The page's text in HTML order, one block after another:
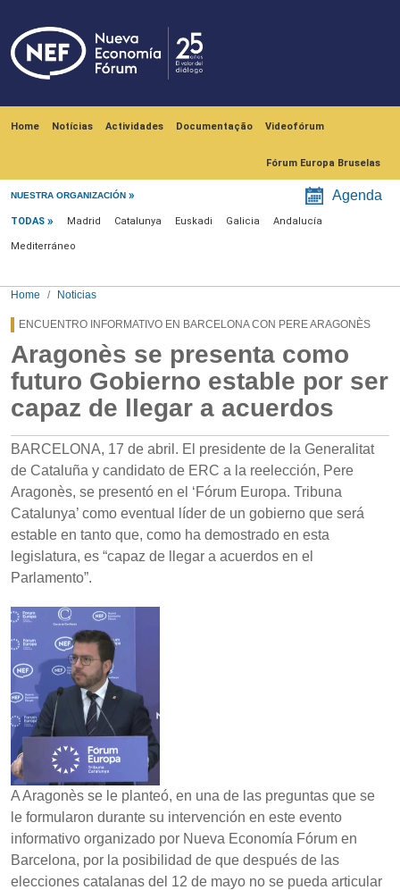
Home Notícias Actividades Documentação Videofórum
Fórum Europa Bruselas
NUESTRA ORGANIZACIÓN Agenda
Menú noticias
TODAS Madrid Catalunya Euskadi Galicia Andalucía
Mediterráneo
Home Noticias
ENCUENTRO INFORMATIVO EN BARCELONA CON PERE ARAGONÈS
Aragonès se presenta como
futuro Gobierno estable por ser
capaz de llegar a acuerdos
BARCELONA, 17 de abril. El presidente de la Generalitat
de Cataluña y candidato de ERC a la reelección, Pere
Aragonès, se presentó en el ‘Fórum Europa. Tribuna
Catalunya’ como eventual líder de un gobierno que será
estable en tanto que, como ha demostrado en esta
legislatura, es “capaz de llegar a acuerdos en el
Parlamento”.
A Aragonès se le planteó, en una de las preguntas que se
le formularon durante su intervención en este evento
informativo organizado por Nueva Economía Fórum en
Barcelona, por la posibilidad de que después de las
elecciones catalanas del 12 de mayo no se pueda articular